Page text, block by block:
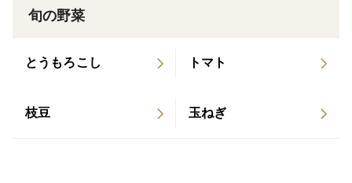
到着しましたら袋を開封し、乾燥剤と共に瓶などに入れ
水分によりカビが発生するなどの可能性があります。
【配送についての注意】
旬の野菜
とうもろこし トマト
枝豆 玉ねぎ